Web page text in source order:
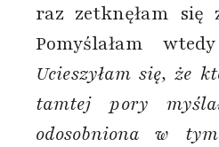
raz zetknęłam się
Pomyślałam
Ucieszyłam się, że
tamtej pory
odosobniona w